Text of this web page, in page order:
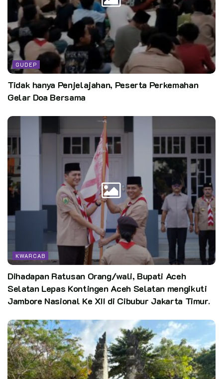
GUDEP
Tidak hanya Penjelajahan, Peserta Perkemahan
Gelar Doa Bersama
KWARCAB
Dihadapan Ratusan Orang/wali, Bupati Aceh
Selatan Lepas Kontingen Aceh Selatan mengikuti
Jambore Nasional Ke XII di Cibubur Jakarta Timur.